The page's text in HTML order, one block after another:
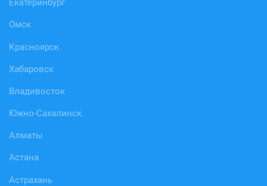
Екатеринбург
Омск
Красноярск
Хабаровск
Владивосток
Южно-Сахалинск
Алматы
Астана
Астрахань